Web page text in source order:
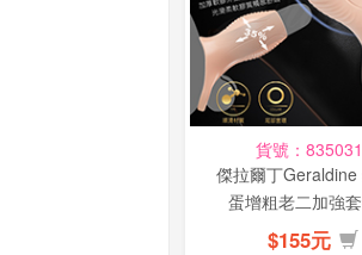
貨號：
傑拉爾丁Geraldine
蛋增粗老二加強
$155元